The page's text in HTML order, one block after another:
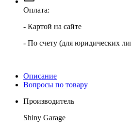
Оплата:
- Картой на сайте
- По счету (для юридических
Описание
Вопросы по товару
Производитель
Shiny Garage